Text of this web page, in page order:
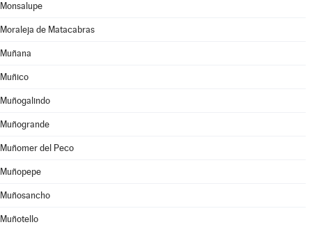
Monsalupe
Moraleja de Matacabras
Muñana
Muñico
Muñogalindo
Muñogrande
Muñomer del Peco
Muñopepe
Muñosancho
Muñotello